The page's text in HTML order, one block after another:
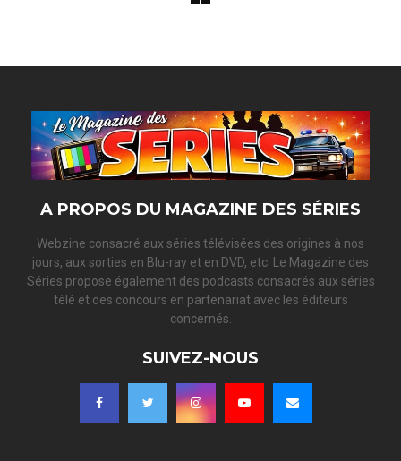
A PROPOS DU MAGAZINE DES SÉRIES
Webzine consacré aux séries télévisées des origines à nos
jours, aux sorties en Blu-ray et en DVD, etc. Le Magazine des
Séries propose également des podcasts consacrés aux séries
télé et des concours en partenariat avec les éditeurs
concernés.
SUIVEZ-NOUS